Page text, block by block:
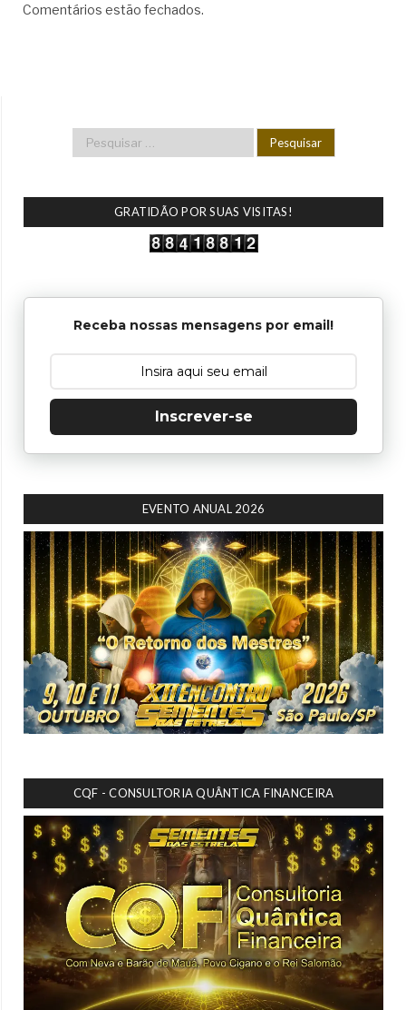
Comentários estão fechados.
GRATIDÃO POR SUAS VISITAS!
Receba nossas mensagens por email!
Inscrever-se
EVENTO ANUAL 2026
CQF - CONSULTORIA QUÂNTICA FINANCEIRA